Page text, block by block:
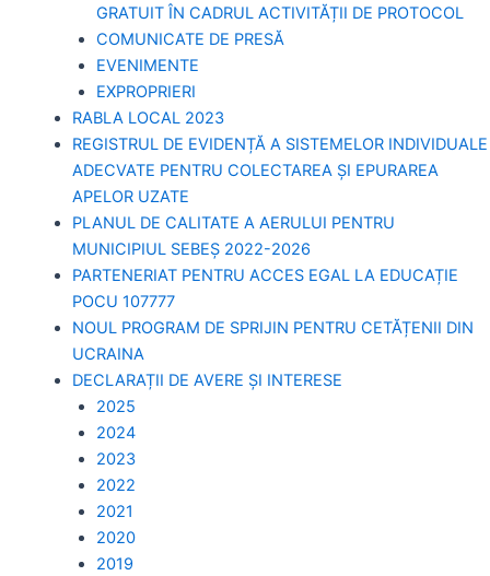
GRATUIT ÎN CADRUL ACTIVITĂȚII DE PROTOCOL
COMUNICATE DE PRESĂ
EVENIMENTE
EXPROPRIERI
RABLA LOCAL 2023
REGISTRUL DE EVIDENȚĂ A SISTEMELOR INDIVIDUALE
ADECVATE PENTRU COLECTAREA ȘI EPURAREA
APELOR UZATE
PLANUL DE CALITATE A AERULUI PENTRU
MUNICIPIUL SEBEȘ 2022-2026
PARTENERIAT PENTRU ACCES EGAL LA EDUCAȚIE
POCU 107777
NOUL PROGRAM DE SPRIJIN PENTRU CETĂȚENII DIN
UCRAINA
DECLARAȚII DE AVERE ȘI INTERESE
2025
2024
2023
2022
2021
2020
2019